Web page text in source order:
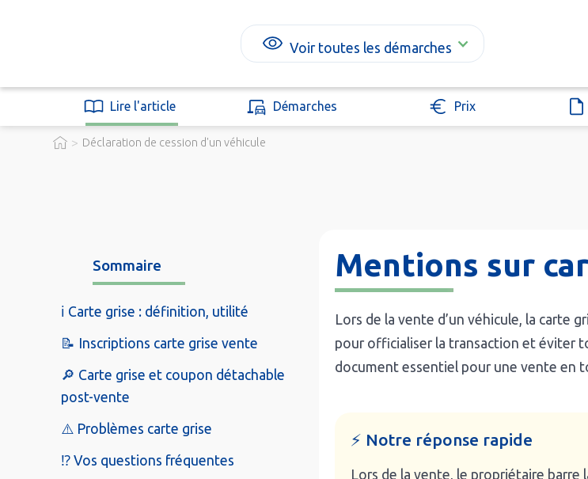
Voir toutes les démarches
Lire l'article Démarches Prix
> Déclaration de cession d'un véhicule
Sommaire
ℹ️ Carte grise : définition, utilité
📝 Inscriptions carte grise vente
🔎 Carte grise et coupon détachable
post-vente
⚠️ Problèmes carte grise
⁉️ Vos questions fréquentes
Mentions sur
Lors de la vente d’un véhicule, la carte
pour officialiser la transaction et éviter
document essentiel pour une vente en
⚡ Notre réponse rapide
Lors de la vente, le propriétaire